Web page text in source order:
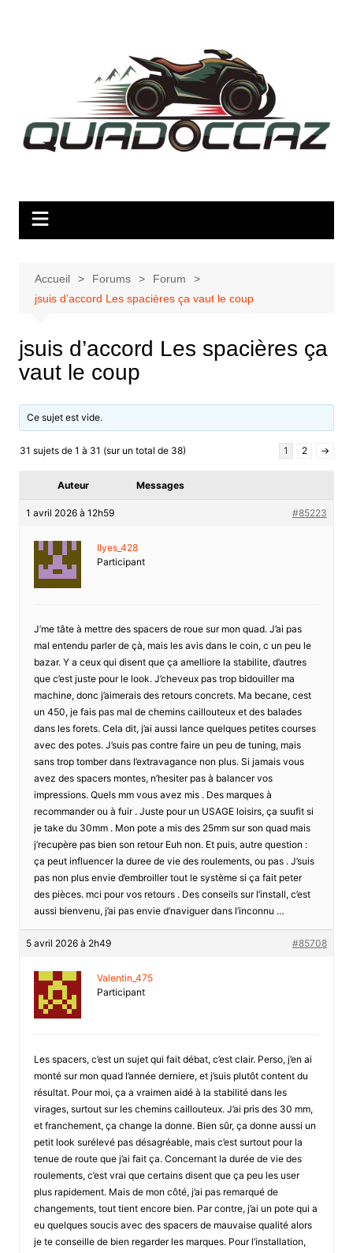
Accueil Forums
Forum
jsuis d’accord Les spacières ça vaut le coup
jsuis d’accord Les spacières ça
vaut le coup
Ce sujet est vide.
31 sujets de 1 à 31 (sur un total de 38) 1 2 →
Auteur Messages
1 avril 2026 à 12h59 #85223
Ilyes_428
Participant
J’me tâte à mettre des spacers de roue sur mon quad. J’ai pas
mal entendu parler de çà, mais les avis dans le coin, c un peu le
bazar. Y a ceux qui disent que ça amelliore la stabilite, d’autres
que c’est juste pour le look. J’cheveux pas trop bidouiller ma
machine, donc j’aimerais des retours concrets. Ma becane, cest
un 450, je fais pas mal de chemins caillouteux et des balades
dans les forets. Cela dit, j’ai aussi lance quelques petites courses
avec des potes. J’suis pas contre faire un peu de tuning, mais
sans trop tomber dans l’extravagance non plus. Si jamais vous
avez des spacers montes, n’hesiter pas à balancer vos
impressions. Quels mm vous avez mis . Des marques à
recommander ou à fuir . Juste pour un USAGE loisirs, ça suufit si
je take du 30mm . Mon pote a mis des 25mm sur son quad mais
j’recupère pas bien son retour Euh non. Et puis, autre question :
ça peut influencer la duree de vie des roulements, ou pas . J’suis
pas non plus envie d’embroiller tout le système si ça fait peter
des pièces. mci pour vos retours . Des conseils sur l’install, c’est
aussi bienvenu, j’ai pas envie d’naviguer dans l’inconnu …
5 avril 2026 à 2h49 #85708
Valentin_475
Participant
Les spacers, c’est un sujet qui fait débat, c’est clair. Perso, j’en ai
monté sur mon quad l’année derniere, et j’suis plutôt content du
résultat. Pour moi, ça a vraimen aidé à la stabilité dans les
virages, surtout sur les chemins caillouteux. J’ai pris des 30 mm,
et franchement, ça change la donne. Bien sûr, ça donne aussi un
petit look surélevé pas désagréable, mais c’est surtout pour la
tenue de route que j’ai fait ça. Concernant la durée de vie des
roulements, c’est vrai que certains disent que ça peu les user
plus rapidement. Mais de mon côté, j’ai pas remarqué de
changements, tout tient encore bien. Par contre, j’ai un pote qui a
eu quelques soucis avec des spacers de mauvaise qualité alors
je te conseille de bien regarder les marques. Pour l’installation,